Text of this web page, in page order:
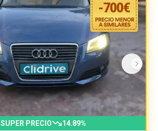
-700€
SUPER PRECIO 14.89%